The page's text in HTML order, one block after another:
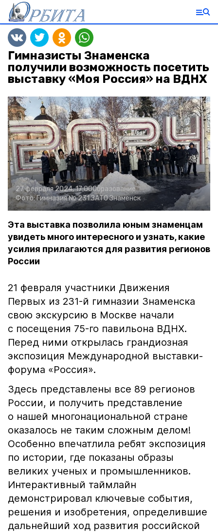
Гимназисты Знаменска
получили возможность посетить
выставку «Моя Россия» на ВДНХ
27 февраля 2024, 17:00Образование
Фото:Гимназия № 231 ЗАТО Знаменск
Эта выставка позволила юным знаменцам
увидеть много интересного и узнать, какие
усилия прилагаются для развития регионов
России
21 февраля участники Движения
Первых из 231-й гимназии Знаменска
свою экскурсию в Москве начали
с посещения 75-го павильона ВДНХ.
Перед ними открылась грандиозная
экспозиция Международной выставки-
форума «Россия».
Здесь представлены все 89 регионов
России, и получить представление
о нашей многонациональной стране
оказалось не таким сложным делом!
Особенно впечатлила ребят экспозиция
по истории, где показаны образы
великих ученых и промышленников.
Интерактивный таймлайн
демонстрировал ключевые события,
решения и изобретения, определившие
дальнейший ход развития российской